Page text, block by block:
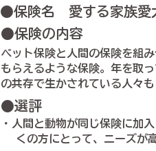
●保険名 愛する家族愛
●保険の内容
ペット保険と人間の保険を組
もらえるような保険。年を取
の共存で生かされている人々
●選評
・人間と動物が同じ保険に加
くの方にとって、ニーズが高